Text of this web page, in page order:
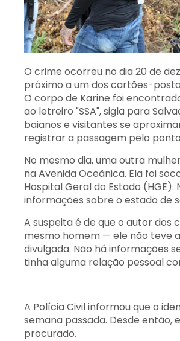
O crime ocorreu no dia 20 de
próximo a um dos cartões-
O corpo de Karine foi
ao letreiro "SSA", sigla para
baianos e visitantes se
registrar a passagem pelo
No mesmo dia, uma outra
na Avenida Oceânica. Ela foi
Hospital Geral do Estado (HGE).
informações sobre o estado de
A suspeita é de que o autor dos
mesmo homem — ele não teve
divulgada. Não há informações
tinha alguma relação pessoal
A Polícia Civil informou que o
semana passada. Desde então,
procurado.